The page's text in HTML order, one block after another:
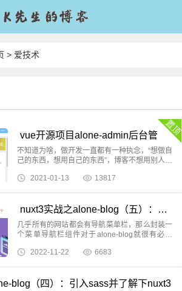
> 爱技术
vue开源项目alone-admin后台管理
系统要上线啦
不知道为啥，做开发一直都有一种执念，“想做自
己的东西，想用自己的东西”，博客不想用别人的
码，影视网站虽然别人的源码模板很精美，但自
2021-01-13 13817
nuxt3实战之alone-blog（五）：封
装响应式菜单导航栏组件
几乎所有的网站都会有导航菜单栏，那么封装一
个菜单导航栏组件对于alone-blog就很有必要
博客时，就能嘎嘎直接上了，考虑到现在很多需
2022-11-22 6683
blog（四）：引入sass并了解下nuxt3